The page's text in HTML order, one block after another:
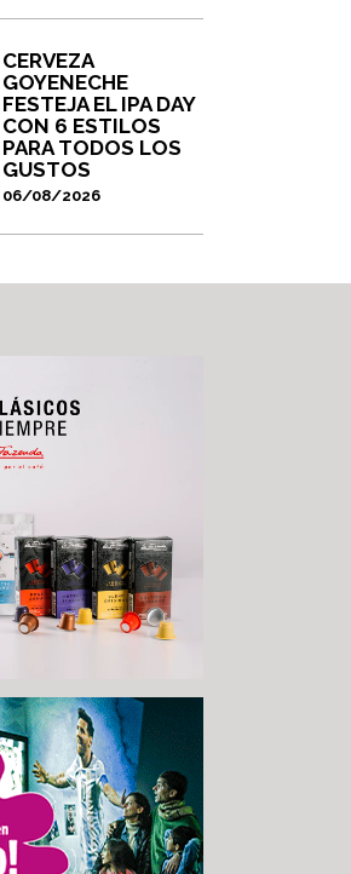
CERVEZA
GOYENECHE
FESTEJA EL IPA DAY
CON 6 ESTILOS
PARA TODOS LOS
GUSTOS
06/08/2026